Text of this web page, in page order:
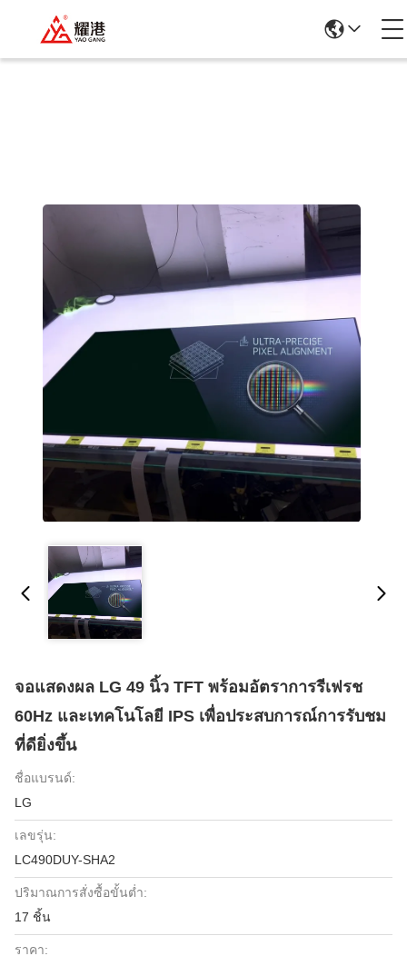
จอแสดงผล LG 49 นิ้ว TFT พร้อมอัตราการรีเฟรช
60Hz และเทคโนโลยี IPS เพื่อประสบการณ์การรับชม
ที่ดียิ่งขึ้น
ชื่อแบรนด์:
LG
เลขรุ่น:
LC490DUY-SHA2
ปริมาณการสั่งซื้อขั้นต่ำ:
17 ชิ้น
ราคา: